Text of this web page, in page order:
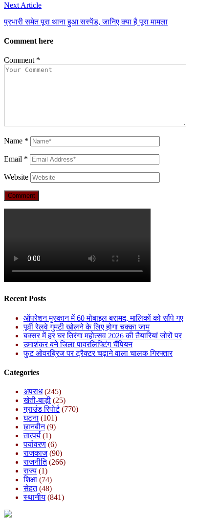
Next Article
प्रभारी समेत पूरा थाना हुआ सस्पेंड, जानिए क्या है पूरा मामला
Comment here
Comment *
Name *
Email *
Website
Recent Posts
ऑपरेशन मुस्कान में 60 मोबाइल बरामद, मालिकों को सौंपे गए
पूर्वी रेलवे गुमटी खोलने के लिए होगा चक्का जाम
बक्सर में हर घर तिरंगा महोत्सव 2026 की तैयारियां जोरों पर
उमाशंकर बने जिला पावरलिफ्टिंग चैंपियन
फुट ओवरब्रिज पर ट्रैक्टर चढ़ाने वाला चालक गिरफ्तार
Categories
अपराध(245)
खेती-बाड़ी (25)
ग्राउंड रिपोर्ट(770)
घटना (101)
छानबीन(9)
तात्पर्य (1)
पर्यावरण (6)
राजकाज(90)
राजनीति(266)
राज्य (1)
शिक्षा (74)
सेहत(48)
स्थानीय (841)